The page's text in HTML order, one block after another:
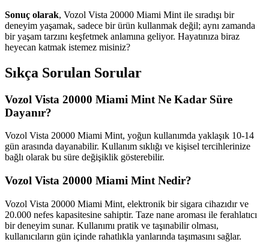
Sonuç olarak, Vozol Vista 20000 Miami Mint ile sıradışı bir
deneyim yaşamak, sadece bir ürün kullanmak değil; aynı zamanda
bir yaşam tarzını keşfetmek anlamına geliyor. Hayatınıza biraz
heyecan katmak istemez misiniz?
Sıkça Sorulan Sorular
Vozol Vista 20000 Miami Mint Ne Kadar Süre
Dayanır?
Vozol Vista 20000 Miami Mint, yoğun kullanımda yaklaşık 10-14
gün arasında dayanabilir. Kullanım sıklığı ve kişisel tercihlerinize
bağlı olarak bu süre değişiklik gösterebilir.
Vozol Vista 20000 Miami Mint Nedir?
Vozol Vista 20000 Miami Mint, elektronik bir sigara cihazıdır ve
20.000 nefes kapasitesine sahiptir. Taze nane aroması ile ferahlatıcı
bir deneyim sunar. Kullanımı pratik ve taşınabilir olması,
kullanıcıların gün içinde rahatlıkla yanlarında taşımasını sağlar.